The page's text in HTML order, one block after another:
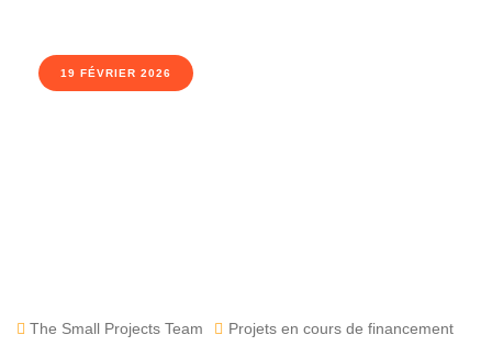
19 FÉVRIER 2026
The Small Projects Team Projets en cours de financement